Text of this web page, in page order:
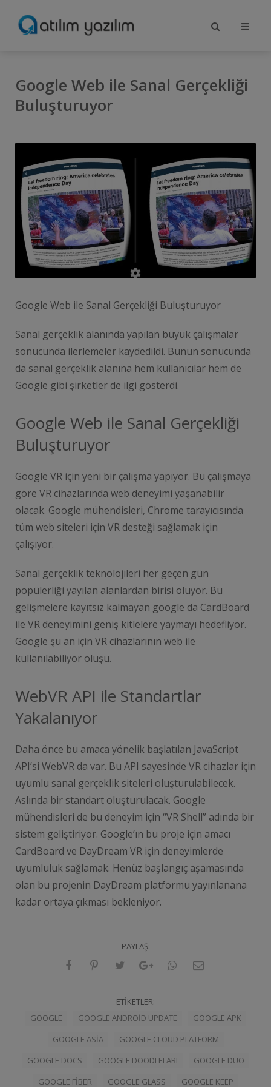
Google Web ile Sanal Gerçekliği
Buluşturuyor
Google Web ile Sanal Gerçekliği Buluşturuyor
Sanal gerçeklik alanında yapılan büyük çalışmalar
sonucunda ilerlemeler kaydedildi. Bunun sonucunda
da sanal gerçeklik alanına hem kullanıcılar hem de
Google gibi şirketler de ilgi gösterdi.
Google Web ile Sanal Gerçekliği
Buluşturuyor
Google VR için yeni bir çalışma yapıyor. Bu çalışmaya
göre VR cihazlarında web deneyimi yaşanabilir
olacak. Google mühendisleri, Chrome tarayıcısında
tüm web siteleri için VR desteği sağlamak için
çalışıyor.
Sanal gerçeklik teknolojileri her geçen gün
popülerliği yayılan alanlardan birisi oluyor. Bu
gelişmelere kayıtsız kalmayan google da CardBoard
ile VR deneyimini geniş kitlelere yaymayı hedefliyor.
Google şu an için VR cihazlarının web ile
kullanılabiliyor oluşu.
WebVR API ile Standartlar
Yakalanıyor
Daha önce bu amaca yönelik başlatılan JavaScript
API’si WebVR da var. Bu API sayesinde VR cihazlar için
uyumlu sanal gerçeklik siteleri oluşturulabilecek.
Aslında bir standart oluşturulacak. Google
mühendisleri de bu deneyim için “VR Shell” adında bir
sistem geliştiriyor. Google’ın bu proje için amacı
CardBoard ve DayDream VR için deneyimlerde
uyumluluk sağlamak. Henüz başlangıç aşamasında
olan bu projenin DayDream platformu yayınlanana
kadar ortaya çıkması bekleniyor.
PAYLAŞ:
ETIKETLER:
GOOGLE
GOOGLE ANDROID UPDATE
GOOGLE APK
GOOGLE ASIA
GOOGLE CLOUD PLATFORM
GOOGLE DOCS
GOOGLE DOODLELARI
GOOGLE DUO
GOOGLE FIBER
GOOGLE GLASS GOOGLE KEEP